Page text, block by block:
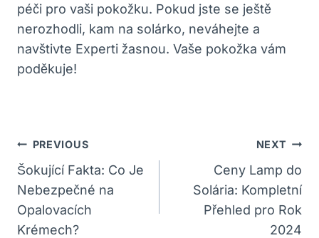
péči pro vaši pokožku. Pokud jste se ještě
nerozhodli, kam na solárko, neváhejte a
navštivte Experti žasnou. Vaše pokožka vám
poděkuje!
Navigace
Pro
Příspěvek
PREVIOUS
Šokující Fakta: Co Je
Nebezpečné na
Opalovacích
Krémech?
NEXT
Ceny Lamp do
Solária: Kompletní
Přehled pro Rok
2024